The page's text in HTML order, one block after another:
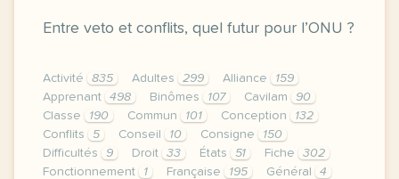
Entre veto et conflits, quel futur pour l’ONU ?
Activité 835 Adultes 299 Alliance
159
Apprenant
498 Binômes 107 Cavilam
90
Classe
190 Commun 101 Conception
132
Conflits
5 Conseil 10 Consigne
150
Difficultés
9 Droit 33 États 51 Fiche
302
Fonctionnement
1 Française 195 Général
4